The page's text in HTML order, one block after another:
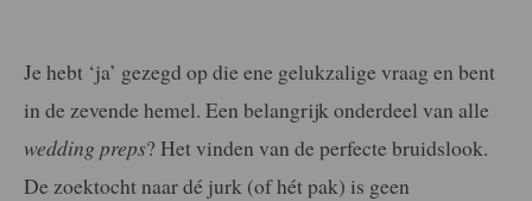
Je hebt ‘ja’ gezegd op die ene gelukzalige vraag en bent
in de zevende hemel. Een belangrijk onderdeel van alle
wedding preps? Het vinden van de perfecte bruidslook.
De zoektocht naar dé jurk (of hét pak) is geen